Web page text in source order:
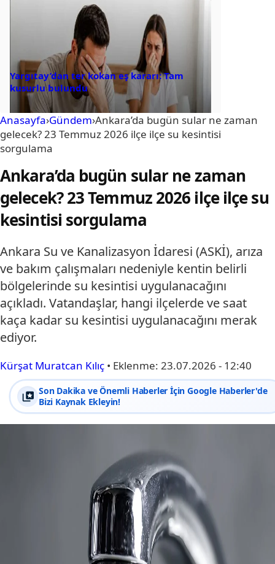
Yargıtay’dan ter kokan eş kararı: Tam
kusurlu bulundu
Anasayfa›Gündem›Ankara’da bugün sular ne zaman
gelecek? 23 Temmuz 2026 ilçe ilçe su kesintisi
sorgulama
Ankara’da bugün sular ne zaman
gelecek? 23 Temmuz 2026 ilçe ilçe su
kesintisi sorgulama
Ankara Su ve Kanalizasyon İdaresi (ASKİ), arıza
ve bakım çalışmaları nedeniyle kentin belirli
bölgelerinde su kesintisi uygulanacağını
açıkladı. Vatandaşlar, hangi ilçelerde ve saat
kaça kadar su kesintisi uygulanacağını merak
ediyor.
Kürşat Muratcan Kılıç • Eklenme: 23.07.2026 - 12:40
Son Dakika ve Önemli Haberler İçin Google Haberler'de
Bizi Kaynak Ekleyin!